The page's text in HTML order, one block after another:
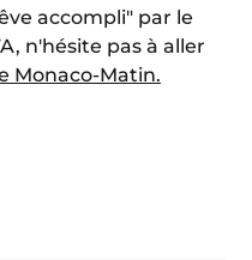
accompli" par le
n'hésite pas à aller
Monaco-Matin.